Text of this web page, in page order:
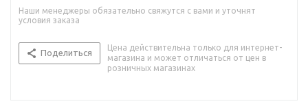
Наши менеджеры обязательно свяжутся с вами и уточнят
условия заказа
Поделиться
Цена действительна только для интернет-
магазина и может отличаться от цен в
розничных магазинах